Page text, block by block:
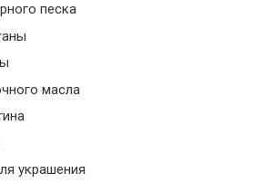
песка
масла
украшения